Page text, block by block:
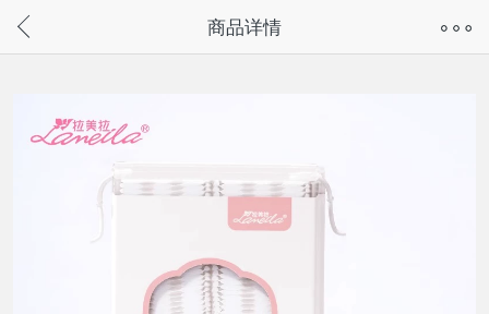
请通过微信或支付宝搜“奇兔客小程序”访问
商品详情